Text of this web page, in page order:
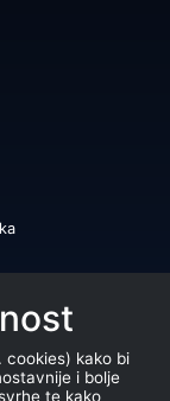
cookies) kako bi
i bolje
te kako